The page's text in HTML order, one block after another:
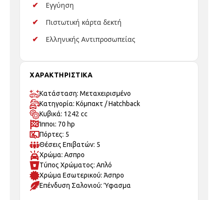
Εγγύηση
Πιστωτική κάρτα δεκτή
Ελληνικής Αντιπροσωπείας
ΧΑΡΑΚΤΗΡΙΣΤΙΚΑ
Κατάσταση: Μεταχειρισμένo
Κατηγορία: Κόμπακτ / Hatchback
Κυβικά: 1242 cc
Ίπποι: 70 hp
Πόρτες: 5
Θέσεις Επιβατών: 5
Χρώμα: Ασπρο
Τύπος Χρώματος: Απλό
Χρώμα Εσωτερικού: Άσπρο
Επένδυση Σαλονιού: Ύφασμα